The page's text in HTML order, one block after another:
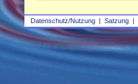
Datenschutz/Nutzung | Satzung |